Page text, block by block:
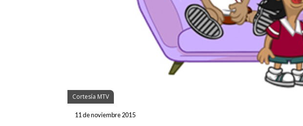
Cortesía MTV
11 de noviembre 2015